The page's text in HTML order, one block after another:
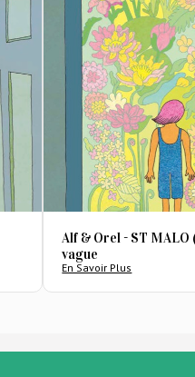
Alf & Orel - ST MALO
vague
En Savoir Plus